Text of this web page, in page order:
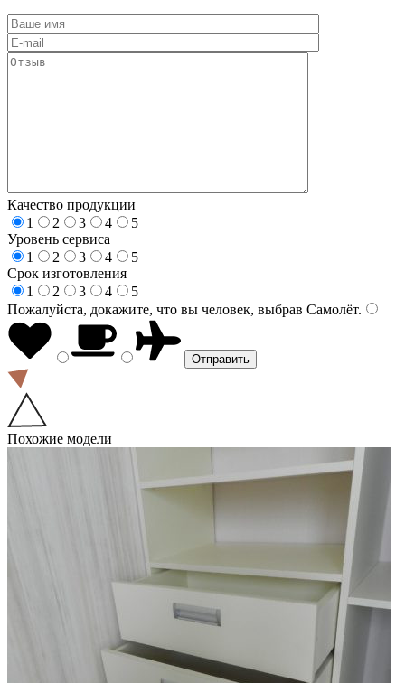
Качество продукции
1
2 3 4
5
Уровень сервиса
1
2 3 4
5
Срок изготовления
1
2 3 4
5
Пожалуйста, докажите, что вы человек, выбрав Самолёт.
Похожие модели